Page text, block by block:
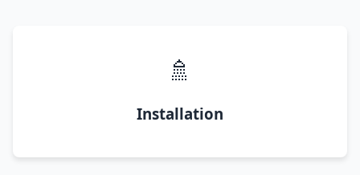
🚿
Installation